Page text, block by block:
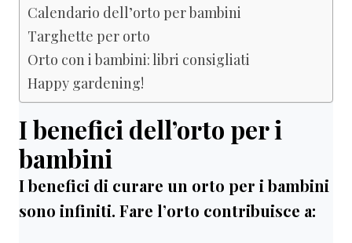
Calendario dell’orto per bambini
Targhette per orto
Orto con i bambini: libri consigliati
Happy gardening!
I benefici dell’orto per i
bambini
I benefici di curare un orto per i bambini
sono infiniti. Fare l’orto contribuisce a: